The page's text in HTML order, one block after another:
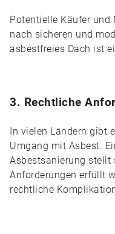
Potentielle Käufer und
nach sicheren und
asbestfreies Dach ist
3. Rechtliche
In vielen Ländern gibt
Umgang mit Asbest.
Asbestsanierung stellt
Anforderungen erfüllt
rechtliche